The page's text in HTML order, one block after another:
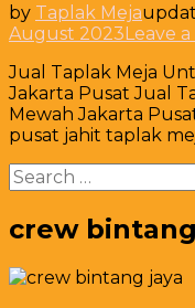
by Taplak Meja
August 2023Leave
Jual Taplak Meja
Jakarta Pusat Jual
Mewah Jakarta
pusat jahit taplak
Search
for:
crew